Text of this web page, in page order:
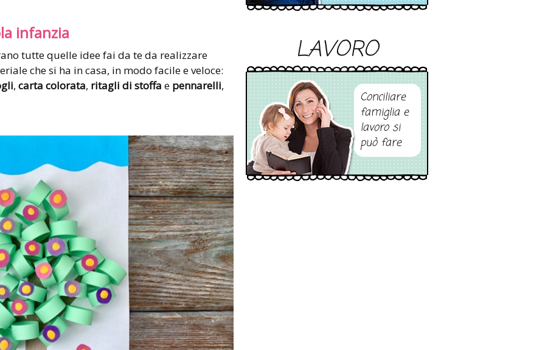
infanzia
tutte quelle idee fai da te da realizzare
che si ha in casa, in modo facile e veloce:
, carta colorata, ritagli di stoffa e pennarelli,
LAVORO
Conciliare
famiglia e
lavoro si
può fare